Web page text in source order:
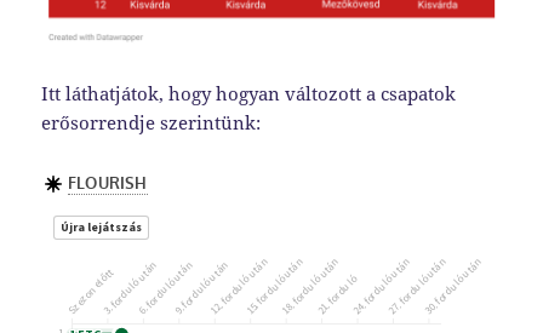
Itt láthatjátok, hogy hogyan változott a csapatok
erősorrendje szerintünk: